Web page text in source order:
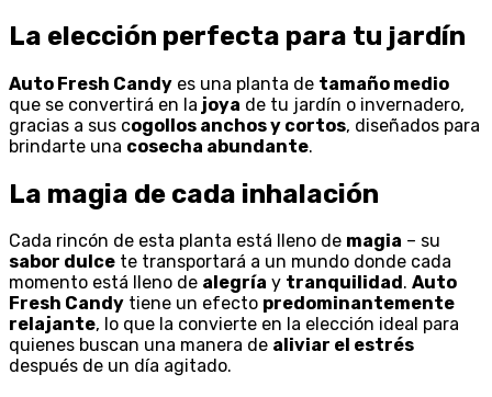
La elección perfecta para tu jardín
Auto Fresh Candy es una planta de tamaño medio
que se convertirá en la joya de tu jardín o invernadero,
gracias a sus cogollos anchos y cortos, diseñados para
brindarte una cosecha abundante.
La magia de cada inhalación
Cada rincón de esta planta está lleno de magia – su
sabor dulce te transportará a un mundo donde cada
momento está lleno de alegría y tranquilidad . Auto
Fresh Candy tiene un efecto predominantemente
relajante, lo que la convierte en la elección ideal para
quienes buscan una manera de aliviar el estrés
después de un día agitado.